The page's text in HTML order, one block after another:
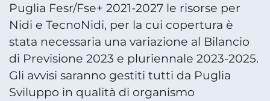
Puglia Fesr/Fse+ 2021-2027 le risorse per
Nidi e TecnoNidi, per la cui copertura è
stata necessaria una variazione al Bilancio
di Previsione 2023 e pluriennale 2023-2025.
Gli avvisi saranno gestiti tutti da Puglia
Sviluppo in qualità di organismo